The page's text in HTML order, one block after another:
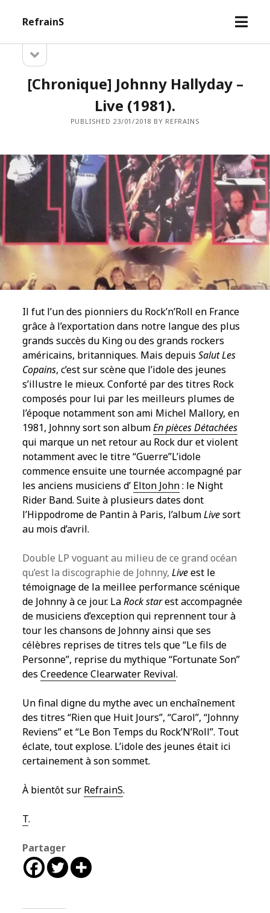
RefrainS
open
Sidebarsidebar
[Chronique] Johnny Hallyday –
Live (1981).
PUBLISHED 23/01/2018 BY REFRAINS
Il fut l’un des pionniers du Rock’n’Roll en France
grâce à l’exportation dans notre langue des plus
grands succès du King ou des grands rockers
américains, britanniques. Mais depuisSalut Les
Copains, c’est sur scène que l’idole des jeunes
s’illustre le mieux. Conforté par des titres Rock
composés pour lui par les meilleurs plumes de
l’époque notamment son ami Michel Mallory, en
1981, Johnny sort son albumEn pièces Détachées
qui marque un net retour au Rock dur et violent
notamment avec le titre “Guerre”L’idole
commence ensuite une tournée accompagné par
les anciens musiciens d’ Elton John: le Night
Rider Band. Suite à plusieurs dates dont
l’Hippodrome de Pantin à Paris, l’albumLivesort
au mois d’avril.
Double LP voguant au milieu de ce grand océan
qu’est la discographie de Johnny,Liveest le
témoignage de la meillee performance scénique
de Johnny à ce jour. LaRock starest accompagnée
de musiciens d’exception qui reprennent tour à
tour les chansons de Johnny ainsi que ses
célèbres reprises de titres tels que “Le fils de
Personne”, reprise du mythique “Fortunate Son”
desCreedence Clearwater Revival.
Un final digne du mythe avec un enchaînement
des titres “Rien que Huit Jours”, “Carol”, “Johnny
Reviens” et “Le Bon Temps du Rock’N’Roll”. Tout
éclate, tout explose. L’idole des jeunes était ici
certainement à son sommet.
À bientôt sur RefrainS.
T.
Partager